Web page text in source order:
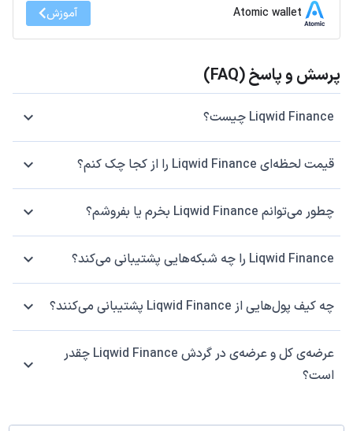
Atomic wallet آموزش
پرسش و پاسخ (FAQ)
Liqwid Finance چیست؟
قیمت لحظه‌ای Liqwid Finance را از کجا چک کنم؟
چطور می‌توانم Liqwid Finance بخرم یا بفروشم؟
Liqwid Finance را چه شبکه‌هایی پشتیبانی می‌کند؟
چه کیف پول‌هایی از Liqwid Finance پشتیبانی می‌کنند؟
عرضه‌ی کل و عرضه‌ی در گردش Liqwid Finance چقدر
است؟